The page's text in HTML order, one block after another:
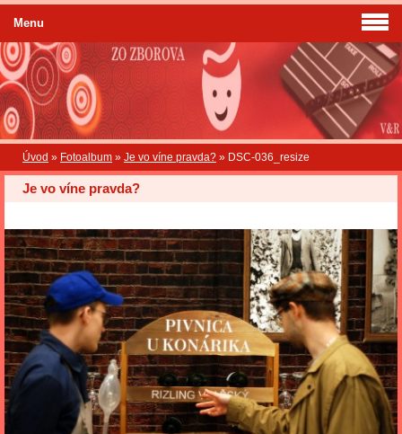
Úvod » Fotoalbum » Je vo víne pravda? » DSC-036_resize
Je vo víne pravda?
Menu